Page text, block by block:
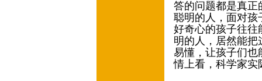
答的问题都是真正
聪明的人，面对孩
好奇心的孩子往往
明的人，居然能
易懂，让孩子们也
情上看，科学家